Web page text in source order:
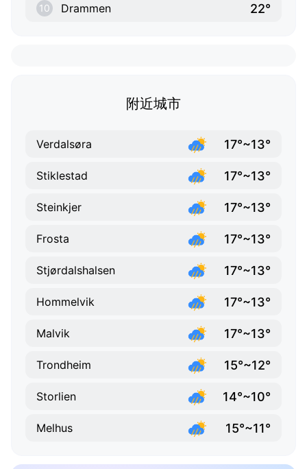
10 Drammen 22°
附近城市
Verdalsøra 17°~13°
Stiklestad 17°~13°
Steinkjer 17°~13°
Frosta 17°~13°
Stjørdalshalsen 17°~13°
Hommelvik 17°~13°
Malvik 17°~13°
Trondheim 15°~12°
Storlien 14°~10°
Melhus 15°~11°